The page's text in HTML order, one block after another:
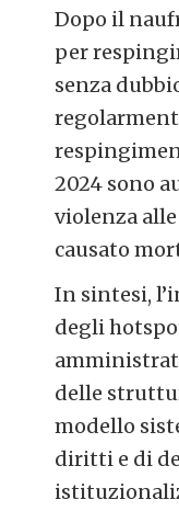
Dopo il
per
senza
2024 sono
violenza
causato
In sintesi,
degli
delle
modello
diritti e di